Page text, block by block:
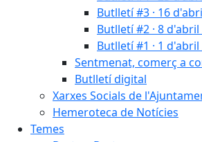
Butlletí #3 · 16
Butlletí #2 · 8 d'abril
Butlletí #1 · 1 d'abril
Sentmenat, comerç a
Butlletí digital
Xarxes Socials de
Hemeroteca de Notícies
Temes